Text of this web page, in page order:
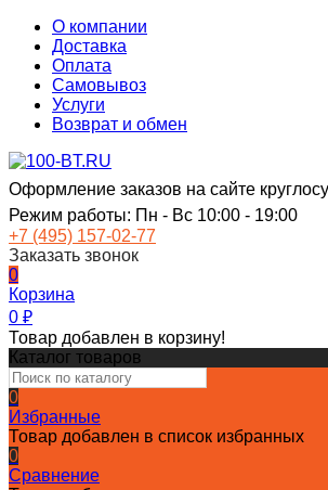
О компании
Доставка
Оплата
Самовывоз
Услуги
Возврат и обмен
Оформление заказов на сайте
Режим работы: Пн - Вс 10:00 - 19:00
+7 (495) 157-02-77
Заказать звонок
0
Корзина
0 ₽
Товар добавлен в корзину!
Каталог товаров
0
Избранные
Товар добавлен в список избранных
0
Сравнение